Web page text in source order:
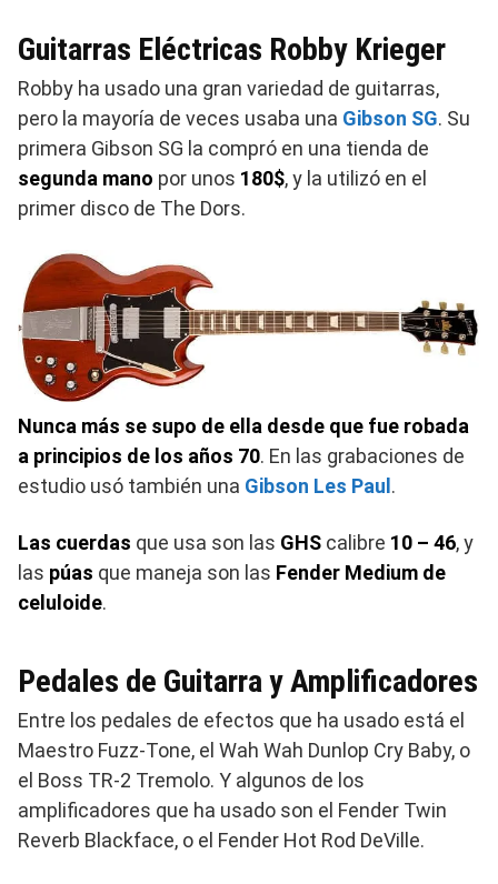
Guitarras Eléctricas Robby Krieger
Robby ha usado una gran variedad de guitarras,
pero la mayoría de veces usaba una Gibson SG. Su
primera Gibson SG la compró en una tienda de
segunda mano por unos 180$, y la utilizó en el
primer disco de The Dors.
Nunca más se supo de ella desde que fue robada
a principios de los años 70. En las grabaciones de
estudio usó también una Gibson Les Paul .
Las cuerdas que usa son las GHS calibre 10 – 46, y
las púas que maneja son las Fender Medium de
celuloide.
Pedales de Guitarra y Amplificadores
Entre los pedales de efectos que ha usado está el
Maestro Fuzz-Tone, el Wah Wah Dunlop Cry Baby, o
el Boss TR-2 Tremolo. Y algunos de los
amplificadores que ha usado son el Fender Twin
Reverb Blackface, o el Fender Hot Rod DeVille.